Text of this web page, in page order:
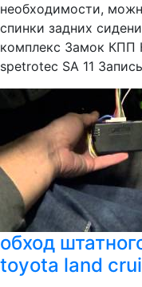
необходимости,
спинки задних
комплекс Замок КПП
spetrotec SA 11
обход
toyota land